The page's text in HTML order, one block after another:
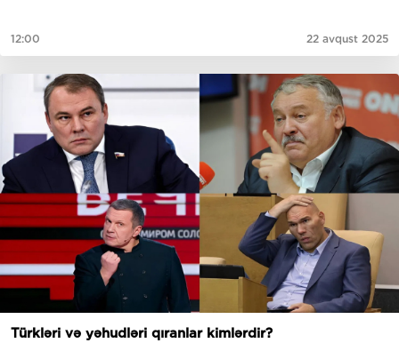
12:00 22 avqust 2025
Türkləri və yəhudləri qıranlar kimlərdir?